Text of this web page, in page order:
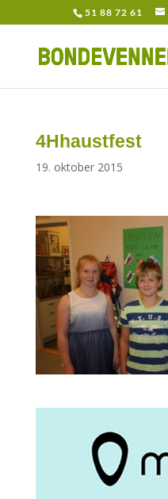
51 88 72 61
4Hhaustfest
19. oktober 2015